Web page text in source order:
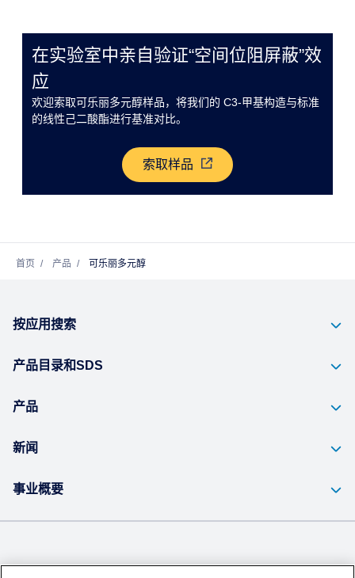
在实验室中亲自验证“空间位阻屏蔽”效
应
欢迎索取可乐丽多元醇样品，将我们的 C3-甲基构造与标准
的线性己二酸酯进行基准对比。
索取样品
首页 产品 可乐丽多元醇
按应用搜索
产品目录和SDS
产品
新闻
事业概要
Kuraray Co., Ltd Website